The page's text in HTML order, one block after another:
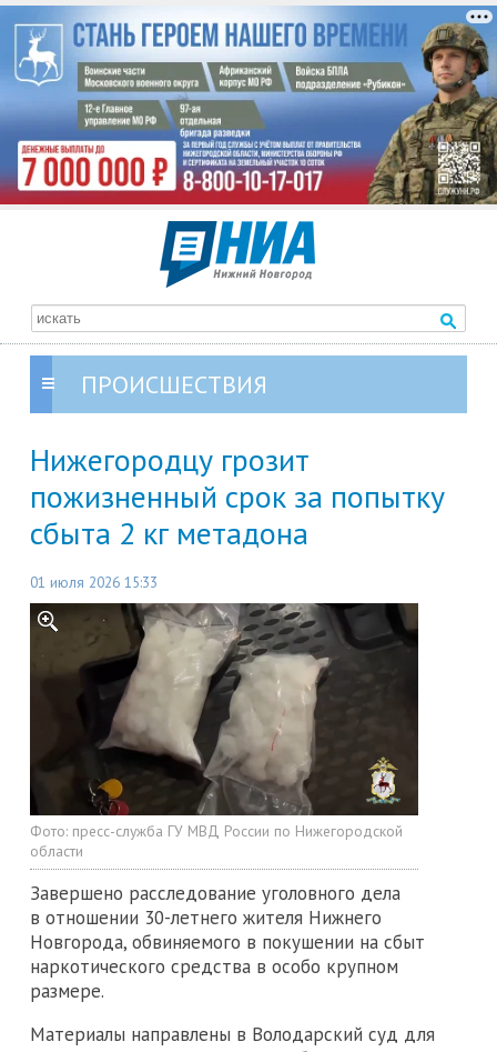
ПРОИСШЕСТВИЯ
Нижегородцу грозит
пожизненный срок за попытку
сбыта 2 кг метадона
01 июля 2026 15:33
Фото: пресс-служба ГУ МВД России по Нижегородской
области
Завершено расследование уголовного дела
в отношении 30-летнего жителя Нижнего
Новгорода, обвиняемого в покушении на сбыт
наркотического средства в особо крупном
размере.
Материалы направлены в Володарский суд для